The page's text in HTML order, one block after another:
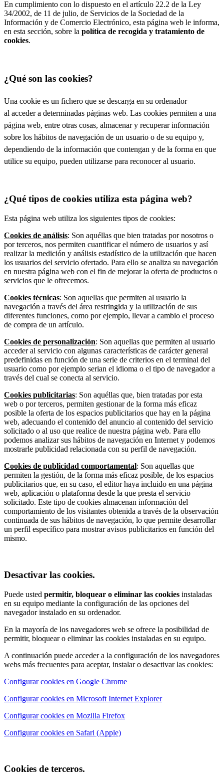
En cumplimiento con lo dispuesto en el artículo 22.2 de la Ley
34/2002, de 11 de julio, de Servicios de la Sociedad de la
Información y de Comercio Electrónico, esta página web le informa,
en esta sección, sobre la política de recogida y tratamiento de
cookies.
¿Qué son las cookies?
Una cookie es un fichero que se descarga en su ordenador
al acceder a determinadas páginas web. Las cookies permiten a una
página web, entre otras cosas, almacenar y recuperar información
sobre los hábitos de navegación de un usuario o de su equipo y,
dependiendo de la información que contengan y de la forma en que
utilice su equipo, pueden utilizarse para reconocer al usuario.
¿Qué tipos de cookies utiliza esta página web?
Esta página web utiliza los siguientes tipos de cookies:
Cookies de análisis: Son aquéllas que bien tratadas por nosotros o
por terceros, nos permiten cuantificar el número de usuarios y así
realizar la medición y análisis estadístico de la utilización que hacen
los usuarios del servicio ofertado. Para ello se analiza su navegación
en nuestra página web con el fin de mejorar la oferta de productos o
servicios que le ofrecemos.
Cookies técnicas: Son aquellas que permiten al usuario la
navegación a través del área restringida y la utilización de sus
diferentes funciones, como por ejemplo, llevar a cambio el proceso
de compra de un artículo.
Cookies de personalización: Son aquellas que permiten al usuario
acceder al servicio con algunas características de carácter general
predefinidas en función de una serie de criterios en el terminal del
usuario como por ejemplo serian el idioma o el tipo de navegador a
través del cual se conecta al servicio.
Cookies publicitarias: Son aquéllas que, bien tratadas por esta
web o por terceros, permiten gestionar de la forma más eficaz
posible la oferta de los espacios publicitarios que hay en la página
web, adecuando el contenido del anuncio al contenido del servicio
solicitado o al uso que realice de nuestra página web. Para ello
podemos analizar sus hábitos de navegación en Internet y podemos
mostrarle publicidad relacionada con su perfil de navegación.
Cookies de publicidad comportamental: Son aquellas que
permiten la gestión, de la forma más eficaz posible, de los espacios
publicitarios que, en su caso, el editor haya incluido en una página
web, aplicación o plataforma desde la que presta el servicio
solicitado. Este tipo de cookies almacenan información del
comportamiento de los visitantes obtenida a través de la observación
continuada de sus hábitos de navegación, lo que permite desarrollar
un perfil específico para mostrar avisos publicitarios en función del
mismo.
Desactivar las cookies.
Puede usted permitir, bloquear o eliminar las cookies instaladas
en su equipo mediante la configuración de las opciones del
navegador instalado en su ordenador.
En la mayoría de los navegadores web se ofrece la posibilidad de
permitir, bloquear o eliminar las cookies instaladas en su equipo.
A continuación puede acceder a la configuración de los navegadores
webs más frecuentes para aceptar, instalar o desactivar las cookies:
Configurar cookies en Google Chrome
Configurar cookies en Microsoft Internet Explorer
Configurar cookies en Mozilla Firefox
Configurar cookies en Safari (Apple)
Cookies de terceros.